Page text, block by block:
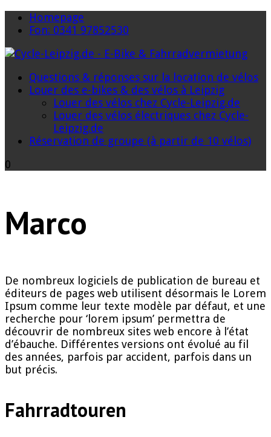
Homepage
Fon: 0341 97852530
Questions & réponses sur la location de vélos
Louer des e-bikes & des vélos à Leipzig
Louer des vélos chez Cycle-Leipzig.de
Louer des vélos électriques chez Cycle-
Leipzig.de
Réservation de groupe (à partir de 10 vélos)
0
Marco
De nombreux logiciels de publication de bureau et
éditeurs de pages web utilisent désormais le Lorem
Ipsum comme leur texte modèle par défaut, et une
recherche pour ‘lorem ipsum’ permettra de
découvrir de nombreux sites web encore à l’état
d’ébauche. Différentes versions ont évolué au fil
des années, parfois par accident, parfois dans un
but précis.
Fahrradtouren